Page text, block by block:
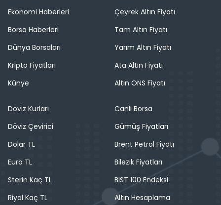
Ekonomi Haberleri
Borsa Haberleri
Dünya Borsaları
Kripto Fiyatları
Künye
Çeyrek Altın Fiyatı
Tam Altın Fiyatı
Yarım Altın Fiyatı
Ata Altın Fiyatı
Altın ONS Fiyatı
Döviz Kurları
Döviz Çevirici
Dolar TL
Euro TL
Sterin Kaç TL
Riyal Kaç TL
Canlı Borsa
Gümüş Fiyatları
Brent Petrol Fiyatı
Bilezik Fiyatları
BIST 100 Endeksi
Altın Hesaplama